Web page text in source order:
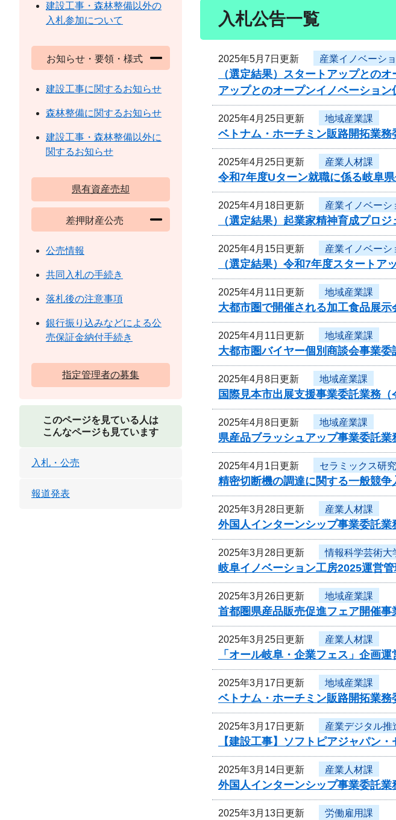
入札公告一覧
2025年5月7日更新 産業イノベーシ
（選定結果）スタートアップとの
アップとのオープンイノベーショ
2025年4月25日更新 地域産業課
ベトナム・ホーチミン販路開拓業務
2025年4月25日更新 産業人材課
令和7年度Uターン就職に係る岐阜
2025年4月18日更新 産業イノベーシ
（選定結果）起業家精神育成プロ
2025年4月15日更新 産業イノベーシ
（選定結果）令和7年度スタート
2025年4月11日更新 地域産業課
大都市圏で開催される加工食品展
2025年4月11日更新 地域産業課
大都市圏バイヤー個別商談会事業委
2025年4月8日更新 地域産業課
国際見本市出展支援事業委託業務
2025年4月8日更新 地域産業課
県産品ブラッシュアップ事業委託業
2025年4月1日更新 セラミックス研
精密切断機の調達に関する一般競争
2025年3月28日更新 産業人材課
外国人インターンシップ事業委託
2025年3月28日更新 情報科学芸術大
岐阜イノベーション工房2025運営
2025年3月26日更新 地域産業課
首都圏県産品販売促進フェア開催事
2025年3月25日更新 産業人材課
「オール岐阜・企業フェス」企画
2025年3月17日更新 地域産業課
ベトナム・ホーチミン販路開拓業務
2025年3月17日更新 産業デジタル推
【建設工事】ソフトピアジャパン
2025年3月14日更新 産業人材課
外国人インターンシップ事業委託
2025年3月13日更新 労働雇用課
建設工事・森林整備以外の
入札参加について
お知らせ・要領・様式
建設工事に関するお知らせ
森林整備に関するお知らせ
建設工事・森林整備以外に
関するお知らせ
県有資産売却
差押財産公売
公売情報
共同入札の手続き
落札後の注意事項
銀行振り込みなどによる公
売保証金納付手続き
指定管理者の募集
このページを見ている人は
こんなページも見ています
入札・公売
報道発表